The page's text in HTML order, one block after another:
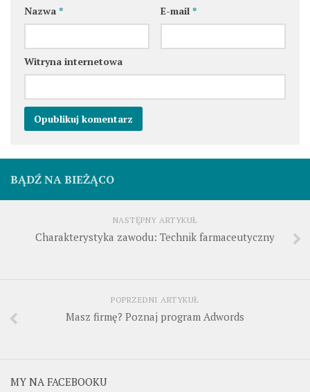
Nazwa * E-mail *
Witryna internetowa
BĄDŹ NA BIEŻĄCO
NASTĘPNY ARTYKUŁ
Charakterystyka zawodu: Technik farmaceutyczny
POPRZEDNI ARTYKUŁ
Masz firmę? Poznaj program Adwords
MY NA FACEBOOKU